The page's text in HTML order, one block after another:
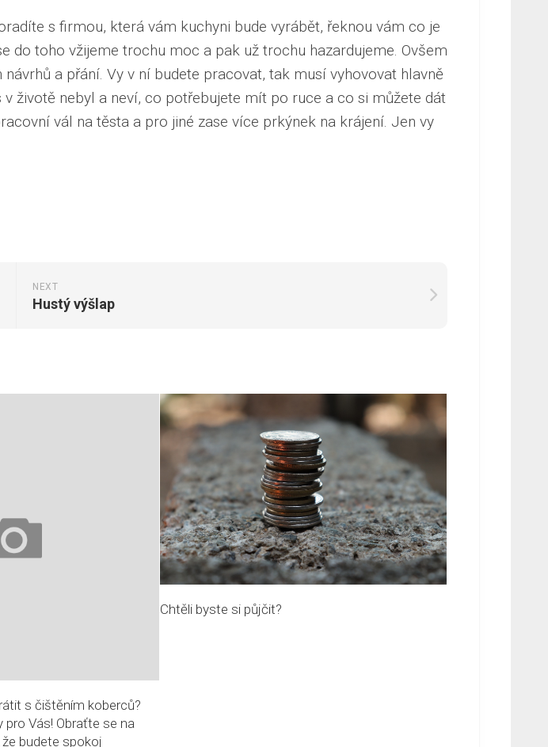
s firmou, která vám kuchyni bude vyrábět, řeknou vám co je
toho vžijeme trochu moc a pak už trochu hazardujeme. Ovšem
a přání. Vy v ní budete pracovat, tak musí vyhovovat hlavně
životě nebyl a neví, co potřebujete mít po ruce a co si můžete dát
vál na těsta a pro jiné zase více prkýnek na krájení. Jen vy
NEXT
Hustý výšlap
s čištěním koberců?
Vás! Obraťte se na
budete spokoj
Chtěli byste si půjčit?